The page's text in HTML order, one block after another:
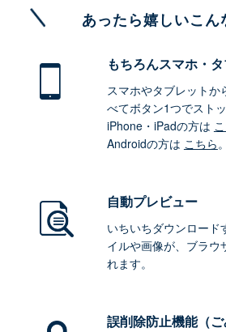
あったら嬉しいこん
もちろんスマホ・
スマホやタブレットか
べてボタン1つでスト
iPhone・iPadの方は
Androidの方は こちら。
自動プレビュー
いちいちダウンロード
イルや画像が、ブラウ
れます。
誤削除防止機能（ご